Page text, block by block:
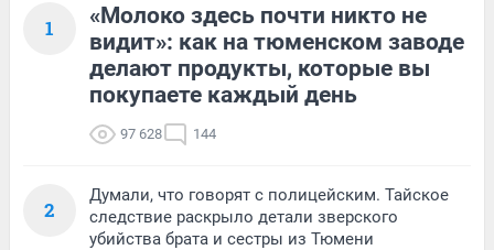
1
«Молоко здесь почти никто не
видит»: как на тюменском заводе
делают продукты, которые вы
покупаете каждый день
97 628 144
2
Думали, что говорят с полицейским. Тайское
следствие раскрыло детали зверского
убийства брата и сестры из Тюмени